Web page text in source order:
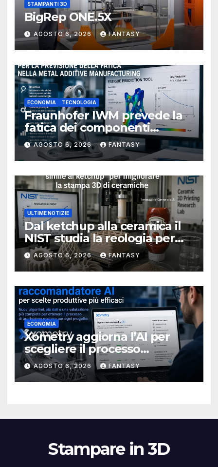
STAMPANTI 3D
BigRep ONE.5X
AGOSTO 6, 2026 FANTASY
ECONOMIA TECNOLOGIA
Fraunhofer IWM prevede la
fatica dei componenti
metallici stampati in 3D
AGOSTO 6, 2026 FANTASY
ULTIME NOTIZIE
Dal ketchup alla ceramica il
NIST studia la reologia per
rendere più affidabile la
stampa 3D
AGOSTO 6, 2026 FANTASY
ECONOMIA
Xometry aggiorna l’AI per
scegliere il processo
produttivo più adatto
AGOSTO 6, 2026 FANTASY
Stampare in 3D